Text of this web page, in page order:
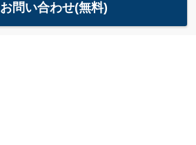
お問い合わせ(無料)